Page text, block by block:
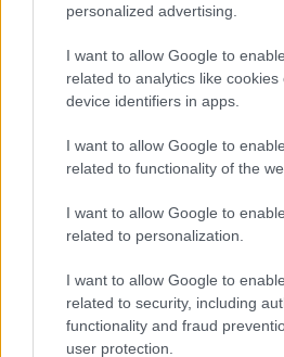
personalized advertising.
I want to allow Google to
related to analytics like cookies
device identifiers in apps.
I want to allow Google to
related to functionality of the
I want to allow Google to
related to personalization.
I want to allow Google to
related to security, including
functionality and fraud
user protection.
Όταν η επιχείρηση
και κάποιος
κατορθώσει να
του, παρά την
του προσπάθεια,
του οφείλεται ο
Εφόσον
εργασίας, αυτές
διευθετούνται κατά
οι εργαζόμενοι να